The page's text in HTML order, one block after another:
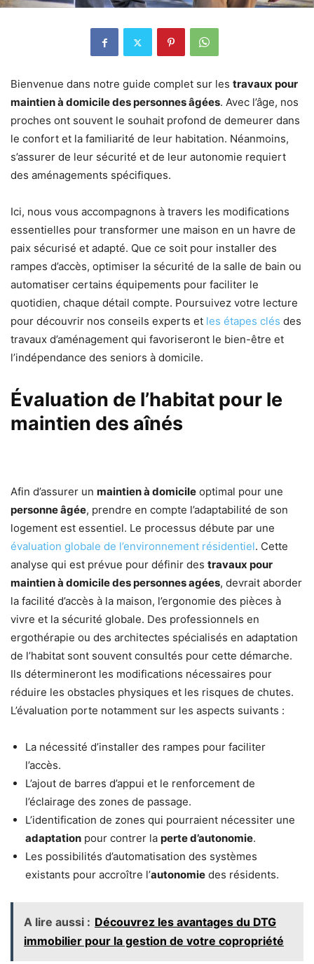
Bienvenue dans notre guide complet sur les travaux pour
maintien à domicile des personnes âgées. Avec l’âge, nos
proches ont souvent le souhait profond de demeurer dans
le confort et la familiarité de leur habitation. Néanmoins,
s’assurer de leur sécurité et de leur autonomie requiert
des aménagements spécifiques.
Ici, nous vous accompagnons à travers les modifications
essentielles pour transformer une maison en un havre de
paix sécurisé et adapté. Que ce soit pour installer des
rampes d’accès, optimiser la sécurité de la salle de bain ou
automatiser certains équipements pour faciliter le
quotidien, chaque détail compte. Poursuivez votre lecture
pour découvrir nos conseils experts et les étapes clés des
travaux d’aménagement qui favoriseront le bien-être et
l’indépendance des seniors à domicile.
Évaluation de l’habitat pour le
maintien des aînés
Afin d’assurer un maintien à domicile optimal pour une
personne âgée, prendre en compte l’adaptabilité de son
logement est essentiel. Le processus débute par une
évaluation globale de l’environnement résidentiel. Cette
analyse qui est prévue pour définir des travaux pour
maintien à domicile des personnes agées, devrait aborder
la facilité d’accès à la maison, l’ergonomie des pièces à
vivre et la sécurité globale. Des professionnels en
ergothérapie ou des architectes spécialisés en adaptation
de l’habitat sont souvent consultés pour cette démarche.
Ils détermineront les modifications nécessaires pour
réduire les obstacles physiques et les risques de chutes.
L’évaluation porte notamment sur les aspects suivants :
La nécessité d’installer des rampes pour faciliter
l’accès.
L’ajout de barres d’appui et le renforcement de
l’éclairage des zones de passage.
L’identification de zones qui pourraient nécessiter une
adaptation pour contrer la perte d’autonomie.
Les possibilités d’automatisation des systèmes
existants pour accroître l’autonomie des résidents.
A lire aussi : Découvrez les avantages du DTG
immobilier pour la gestion de votre copropriété